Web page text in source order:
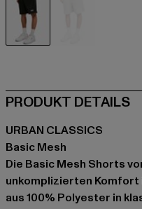
PRODUKT DETAILS
URBAN CLASSICS
Basic Mesh
Die Basic Mesh Shorts
unkomplizierten
aus 100% Polyester in